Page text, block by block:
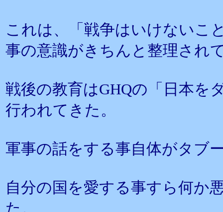
これは、「戦争はいけないこ
事の意識がきちんと整理され
戦後の教育はGHQの「日本を
行われてきた。
軍事の話をする事自体がタブ
自分の国を愛する事すら何か
た。